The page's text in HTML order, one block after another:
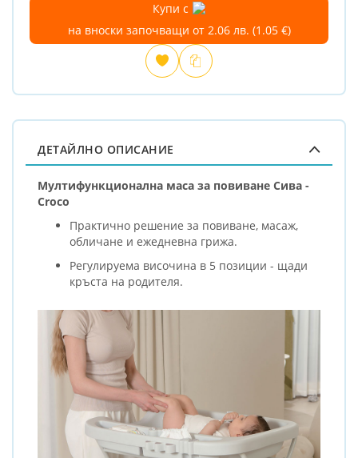
Купи с
на вноски започващи от 2.06 лв. (1.05 €)
Добави
любими
Сравни
ДЕТАЙЛНО ОПИСАНИЕ
Мултифункционална маса за повиване Сива -
Croco
Практично решение за повиване, масаж,
обличане и ежедневна грижа.
Регулируема височина в 5 позиции - щади
кръста на родителя.